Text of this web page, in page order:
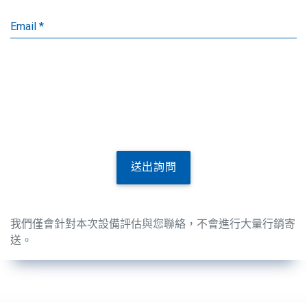
Email *
送出詢問
我們僅會針對本次設備評估與您聯絡，不會進行大量行銷寄
送。